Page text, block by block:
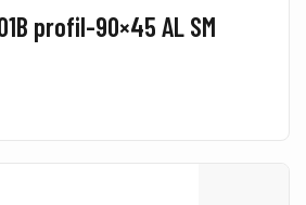
profil-90×45 AL SM